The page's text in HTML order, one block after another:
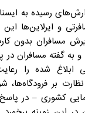
رسیده به
و ایرلاین‌ها این
مسافران بدون
و به گفته مسافران در
ابلاغ شده را
بر
کشوری – در